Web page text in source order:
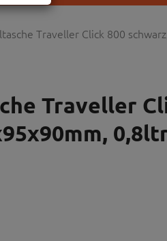
Traveller Click 800
Traveller